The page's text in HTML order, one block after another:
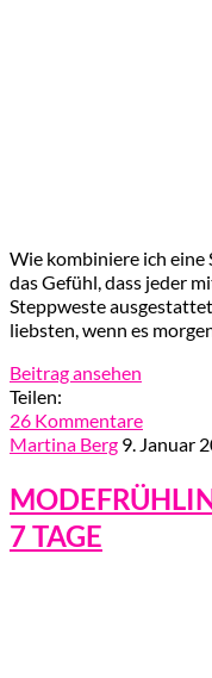
Wie kombiniere ich eine
das Gefühl, dass jeder
Steppweste
liebsten, wenn es
Beitrag ansehen
Teilen:
26 Kommentare
Martina Berg 9. Januar
7 TAGE